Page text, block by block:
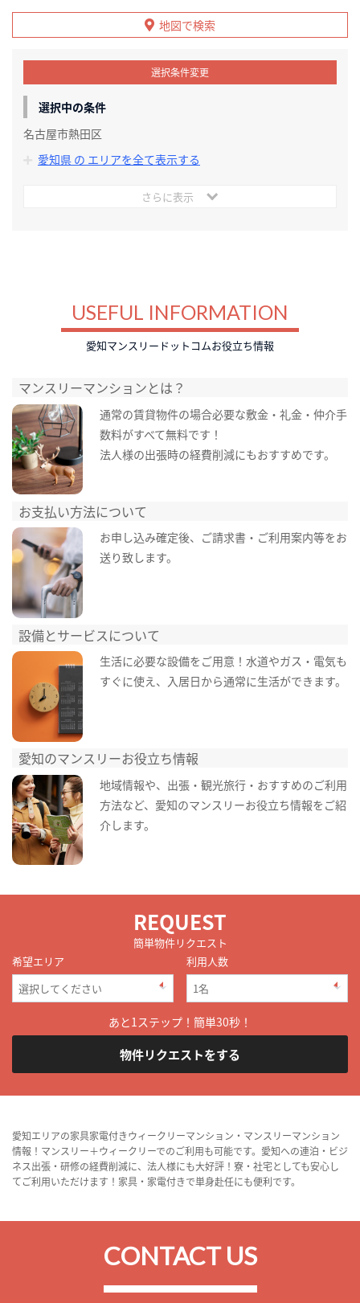
地図で検索
選択条件変更
選択中の条件
名古屋市熱田区
愛知県 の エリアを全て表示する
さらに表示
USEFUL INFORMATION
愛知マンスリードットコムお役立ち情報
マンスリーマンションとは？
通常の賃貸物件の場合必要な敷金・礼金・仲介手
数料がすべて無料です！
法人様の出張時の経費削減にもおすすめです。
お支払い方法について
お申し込み確定後、ご請求書・ご利用案内等をお
送り致します。
設備とサービスについて
生活に必要な設備をご用意！水道やガス・電気も
すぐに使え、入居日から通常に生活ができます。
愛知のマンスリーお役立ち情報
地域情報や、出張・観光旅行・おすすめのご利用
方法など、愛知のマンスリーお役立ち情報をご紹
介します。
REQUEST
簡単物件リクエスト
希望エリア
利用人数
あと1ステップ！簡単30秒！
物件リクエストをする
愛知エリアの家具家電付きウィークリーマンション・マンスリーマンション
情報！マンスリー＋ウィークリーでのご利用も可能です。愛知への連泊・ビジ
ネス出張・研修の経費削減に、法人様にも大好評！寮・社宅としても安心し
てご利用いただけます！家具・家電付きで単身赴任にも便利です。
CONTACT US